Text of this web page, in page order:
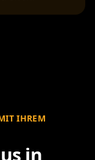
IHREM
in